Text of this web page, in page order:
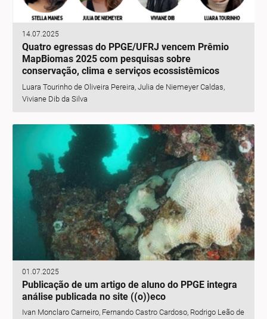
14.07.2025
Quatro egressas do PPGE/UFRJ vencem Prêmio
MapBiomas 2025 com pesquisas sobre
conservação, clima e serviços ecossistêmicos
Luara Tourinho de Oliveira Pereira, Julia de Niemeyer Caldas,
Viviane Dib da Silva
01.07.2025
Publicação de um artigo de aluno do PPGE integra
análise publicada no site ((o))eco
Ivan Monclaro Carneiro, Fernando Castro Cardoso, Rodrigo Leão de